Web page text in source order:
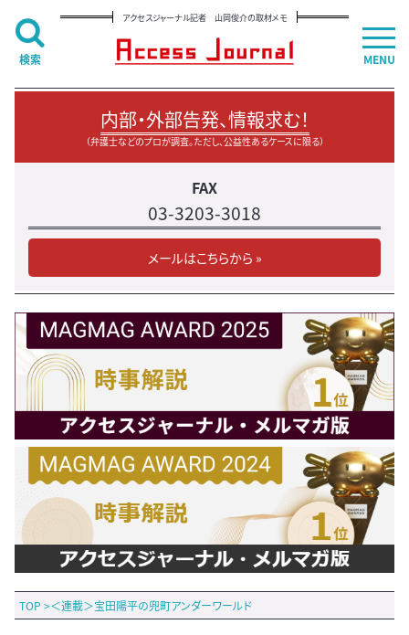
アクセスジャーナル記者 山岡俊介の取材メモ
内部・外部告発、情報求む！
（弁護士などのプロが調査。ただし、公益性あるケースに限る）
FAX
03-3203-3018
メールはこちらから »
TOP >＜連載＞宝田陽平の兜町アンダーワールド
MENU
検索